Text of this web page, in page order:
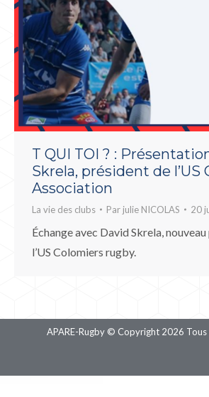
T QUI TOI ? :
Skrela, président de l’US
Association
La vie des clubs Par julie NICOLAS 20
Échange avec David Skrela,
l’US Colomiers rugby.
APARE-Rugby © Copyright 2026